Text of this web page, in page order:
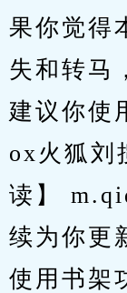
果你觉得
失和转马
建议你使
ox火狐刘
读】
续为你更
使用书架